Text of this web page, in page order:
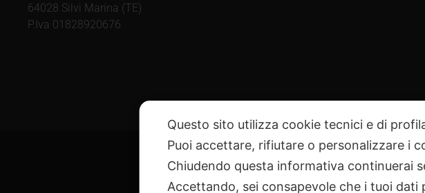
64028 Silvi Marina (TE)
P.Iva 01828920676
Questo sito utilizza cookie tecnici e di
Puoi accettare, rifiutare o personalizzare i
Chiudendo questa informativa continuerai
Accettando, sei consapevole che i tuoi